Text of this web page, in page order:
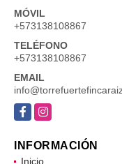
MÓVIL
+573138108867
TELÉFONO
+573138108867
EMAIL
FacebookInstagram
INFORMACIÓN
Inicio